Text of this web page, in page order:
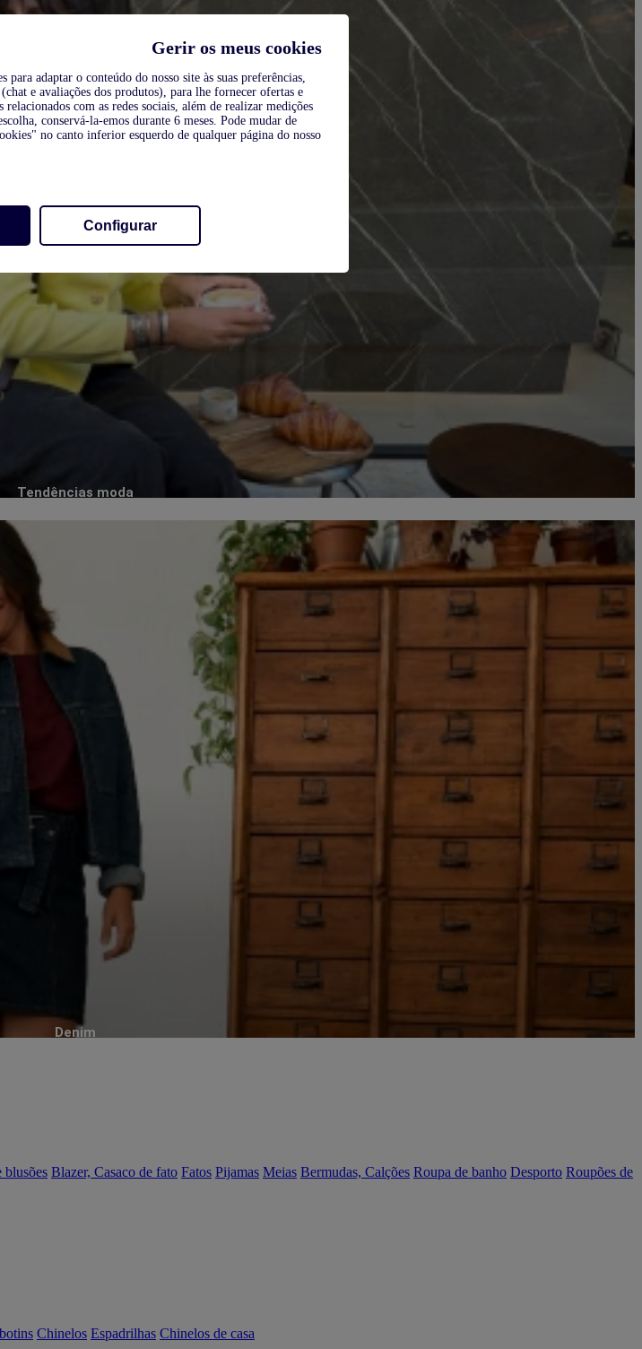
Gerir os meus cookies
para adaptar o conteúdo do nosso site às suas preferências,
e avaliações dos produtos), para lhe fornecer ofertas e
com as redes sociais, além de realizar medições
conservá-la-emos durante 6 meses. Pode mudar de
no canto inferior esquerdo de qualquer página do nosso
Configurar
Tendências moda
Denim
blusões Blazer, Casaco de fato Fatos Pijamas Meias Bermudas, Calções Roupa de banho Desporto Roupões de
Chinelos Espadrilhas Chinelos de casa